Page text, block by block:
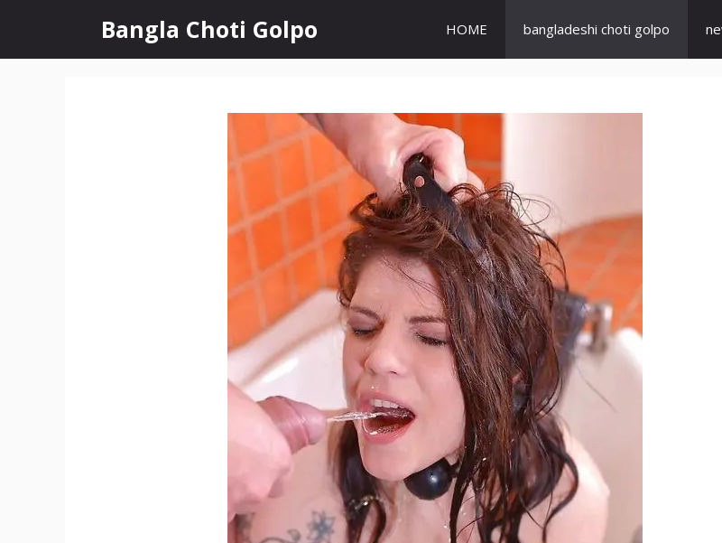
content
Bangla Choti Golpo HOME bangladeshi choti golpo